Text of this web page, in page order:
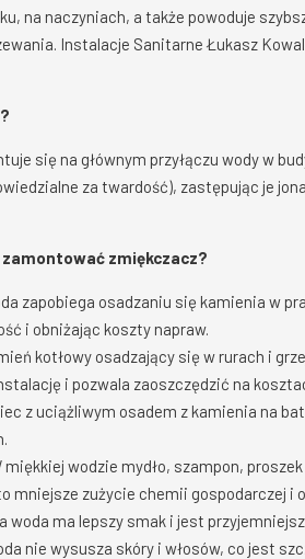
na naczyniach, a także powoduje
Instalacje Sanitarne Łukasz
się na głównym przyłączu wody w
za twardość), zastępując je
zmiękczacz?
zapobiega osadzaniu się kamienia w
i obniżając koszty napraw.
kotłowy osadzający się w rurach i
i pozwala zaoszczędzić na
z uciążliwym osadem z kamienia na
miękkiej wodzie mydło, szampon,
mniejsze zużycie chemii gospodarczej i
woda ma lepszy smak i jest
nie wysusza skóry i włosów, co jest